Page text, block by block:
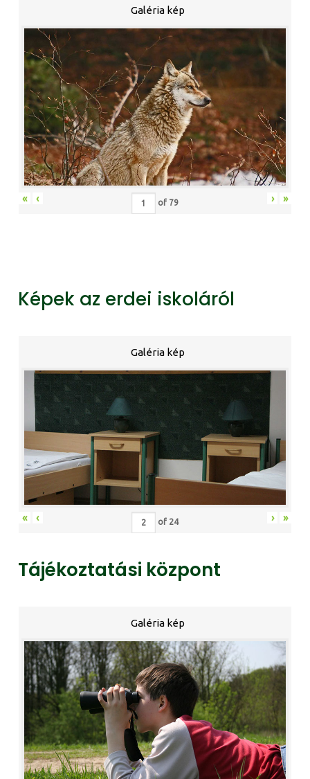
Galéria kép
« ‹ of 79 › »
Képek az erdei iskoláról
Galéria kép
« ‹ of 24 › »
Tájékoztatási központ
Galéria kép